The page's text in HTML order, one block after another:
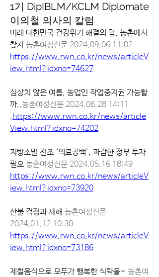
1기 DipIBLM/KCLM Diplomate
이의철 의사의 칼럼
미래 대한민국 건강위기 해결의 답, 농촌에서
찾자 농촌여성신문 2024.09.06 11:02
https://www.rwn.co.kr/news/articleV
iew.html?idxno=74627
심상치 않은 여름, 농업인 작업중지권 가능할
까..농촌여성신문 2024.06.28 14:11
.https://www.rwn.co.kr/news/article
View.html?idxno=74202
지방소멸 전조 ‘의료공백’, 과감한 정부 투자
필요 농촌여성신문 2024.05.16 18:49
https://www.rwn.co.kr/news/articleV
iew.html?idxno=73920
산불 걱정과 새해 농촌여성신문
2024.01.12 10:30
https://www.rwn.co.kr/news/articleV
iew.html?idxno=73186
제철음식으로 모두가 행복한 식탁을~ 농촌여